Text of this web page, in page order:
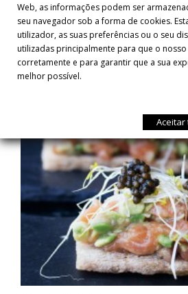
Web, as informações podem ser
seu navegador sob a forma de cookies.
utilizador, as suas preferências ou o seu
utilizadas principalmente para que o
corretamente e para garantir que a sua
melhor possível.
Aceitar